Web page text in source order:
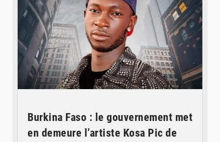
Burkina Faso : le gouvernement met
en demeure l’artiste Kosa Pic de